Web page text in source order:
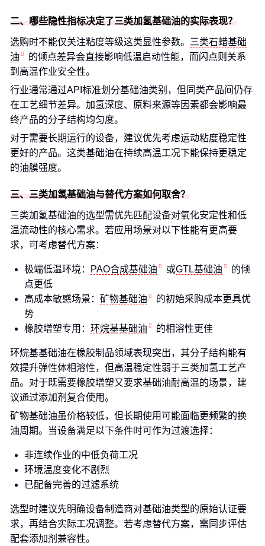
二、哪些隐性指标决定了三类加氢基础油的实际表现？
选购时不能仅关注粘度等级这类显性参数。
三类石蜡基础
油
的倾点差异会直接影响低温启动性能，而闪点则关系
到高温作业安全性。
行业通常通过API标准划分基础油类别，但同类产品间仍存
在工艺细节差异。加氢深度、原料来源等因素都会影响最
终产品的分子结构均匀度。
对于需要长期运行的设备，建议优先考虑运动粘度稳定性
更好的产品。这类基础油在持续高温工况下能保持更稳定
的油膜强度。
三、三类加氢基础油与替代方案如何取舍？
三类加氢基础油的选型需优先匹配设备对氧化安定性和低
温流动性的核心需求。若应用场景对以下性能有更高要
求，可考虑替代方案：
极端低温环境： PAO合成基础油 或GTL基础油
的倾
点更低
高成本敏感场景： 矿物基础油
的初始采购成本更具优
势
橡胶增塑专用： 环烷基基础油 的相溶性更佳
环烷基基础油在橡胶制品领域表现突出，其分子结构能有
效提升弹性体相溶性，但高温稳定性弱于三类加氢工艺产
品。对于既需要橡胶增塑又要求基础油耐高温的场景，建
议通过添加剂复合使用。
矿物基础油虽价格较低，但长期使用可能面临更频繁的换
油周期。当设备满足以下条件时可作为过渡选择：
非连续作业的中低负荷工况
环境温度变化不剧烈
已配备完善的过滤系统
选型时建议先明确设备制造商对基础油类型的原始认证要
求，再结合实际工况调整。若考虑替代方案，需同步评估
配套添加剂兼容性。